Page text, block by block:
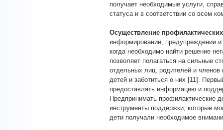
получает необходимые услуги,
статуса и в соответствии со всем
Осуществление
информировании, предупреждении
когда необходимо найти решение
позволяет полагаться на сильные
отдельных лиц, родителей и членов
детей и заботиться о них [11].
предоставлять информацию и
Предпринимать профилактические
инструменты поддержки, которые
дети получали необходимое